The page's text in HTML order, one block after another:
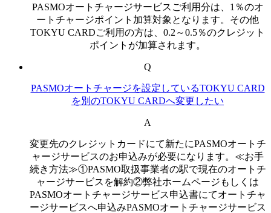
PASMOオートチャージサービスご利用分は、1％のオ
ートチャージポイント加算対象となります。その他
TOKYU CARDご利用の方は、0.2～0.5％のクレジット
ポイントが加算されます。
Q
PASMOオートチャージを設定しているTOKYU CARD
を別のTOKYU CARDへ変更したい
A
変更先のクレジットカードにて新たにPASMOオートチ
ャージサービスのお申込みが必要になります。≪お手
続き方法≫①PASMO取扱事業者の駅で現在のオートチ
ャージサービスを解約②弊社ホームページもしくは
PASMOオートチャージサービス申込書にてオートチャ
ージサービスへ申込みPASMOオートチャージサービス